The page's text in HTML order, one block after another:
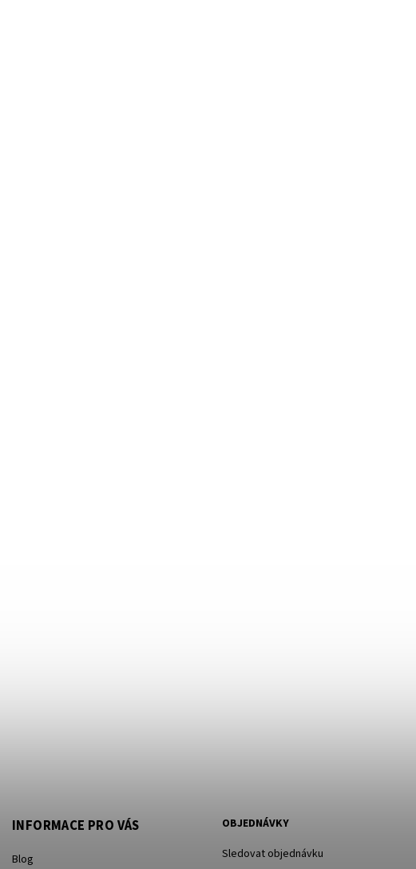
INFORMACE PRO VÁS
Blog
OBJEDNÁVKY
Sledovat objednávku